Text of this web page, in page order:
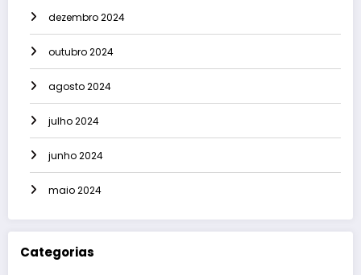
dezembro 2024
outubro 2024
agosto 2024
julho 2024
junho 2024
maio 2024
Categorias